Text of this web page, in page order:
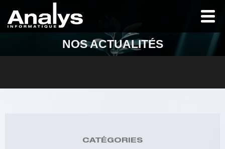
NOS ACTUALITÉS
CATÉGORIES